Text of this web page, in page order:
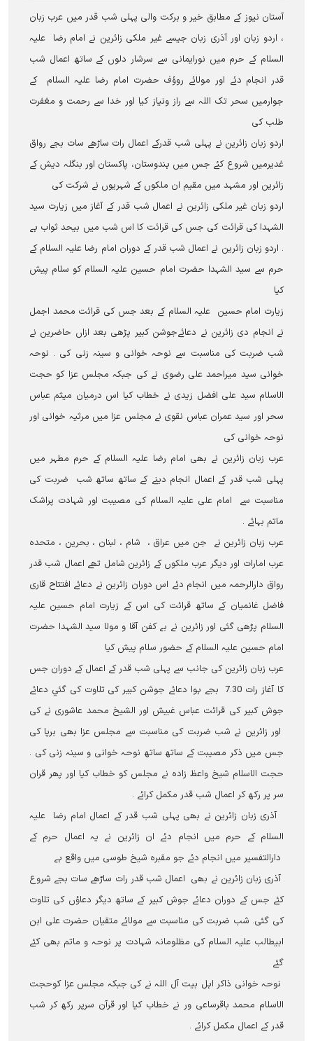
آ‎ستان نیوز کے مطابق خیر و برکت والی پہلی شب قدر میں عرب زبان
، اردو زبان اور آذری زبان جیسے غیر ملکی زائرین نے امام رضا علیہ
السلام کے حرم میں نورایمانی سے سرشار دلوں کے ساتھ اعمال شب
قدر انجام دئے اور مولائے روؤف حضرت امام رضا علیہ السلام کے
جوارمیں سحر تک اللہ سے راز ونیاز کیا اور خدا سے رحمت و مغفرت
طلب کی
اردو زبان زائرین نے پہلی شب قدرکے اعمال رات ساڑھے سات بجے رواق
غدیرمیں شروع کئے جس میں ہندوستان، پاکستان اور بنگلہ دیش کے
زائرین اور مشہد میں مقیم ان ملکوں کے شہریوں نے شرکت کی
اردو زبان غیر ملکی زائرین نے اعمال شب قدر کے آغاز میں زیارت سید
الشہدا کی قرائت کی جس کی قرائت کا اس شب میں بیحد ثواب ہے
۔ اردو زبان زائرین نے اعمال شب قدر کے دوران امام رضا علیہ السلام کے
حرم سے سید الشہدا حضرت امام حسین علیہ السلام کو سلام پیش
کیا
زیارت امام حسین علیہ السلام کے بعد جس کی قرائت محمد اجمل
نے انجام دی زائرین نے دعائےجوشن کبیر پڑھی بعد ازاں حاضرین نے
شب ضربت کی مناسبت سے نوحہ خوانی و سینہ زنی کی ۔ نوحہ
خوانی سید میراحمد علی رضوی نے کی جبکہ مجلس عزا کو حجت
الاسلام سید علی افضل زیدی نے خطاب کیا اس درمیان میثم عباس
سحر اور سید عمران عباس نقوی نے مجلس عزا میں مرثیہ خوانی اور
نوحہ خوانی کی
عرب زبان زائرین نے بھی امام رضا علیہ السلام کے حرم مطہر میں
پہلی شب قدر کے اعمال انجام دینے کے ساتھ ساتھ شب ضربت کی
مناسبت سے امام علی علیہ السلام کی مصیبت اور شہادت پراشک
ماتم بہائے ۔
عرب زبان زائرین نے جن میں عراق ، شام ، لبنان ، بحرین ، متحدہ
عرب امارات اور دیگر عرب ملکوں کے زائرین شامل تھے اعمال شب قدر
رواق دارالرحمہ میں انجام دئے اس دوران زائرین نے دعائے افتتاح قاری
فاضل غانمیان کے ساتھ قرائت کی اس کے زیارت امام حسین علیہ
السلام پڑھی گئی اور زائرین نے بے کفن آقا و مولا سید الشہدا حضرت
امام حسین علیہ السلام کے حضور سلام پیش کیا
عرب زبان زائرین کی جانب سے پہلی شب قدر کے اعمال کے دوران جس
کا آغاز رات 7.30 بجے ہوا دعائے جوشن کبیر کی تلاوت کی گئي دعائے
جوش کبیر کی قرائت عباس غبیش اور الشیخ محمد عاشوری نے کی
اور زائرین نے شب ضربت کی مناسبت سے مجلس عزا بھی برپا کی
جس میں ذکر مصیبت کے ساتھ ساتھ نوحہ خوانی و سینہ زنی کی ۔
حجت الاسلام شیخ واعظ زادہ نے مجلس کو خطاب کیا اور پھر قران
سر پر رکھ کر اعمال شب قدر مکمل کرائے ۔
آذری زبان زائرین نے بھی پہلی شب قدر کے اعمال امام رضا علیہ
السلام کے حرم میں انجام دئے ان زائرین نے یہ اعمال حرم کے
دارالتفسیر میں انجام دئے جو مقبرہ شیخ طوسی میں واقع ہے
آذری زبان زائرین نے بھی اعمال شب قدر رات ساڑھے سات بجے شروع
کئے جس کے دوران دعائے جوش کبیر کے ساتھ دیگر دعاؤں کی تلاوت
کی گئی۔ شب ضربت کی مناسبت سے مولائے متقیان حضرت علی ابن
ابیطالب علیہ السلام کی مظلومانہ شہادت پر نوحہ و ماتم بھی کئے
گئے
نوحہ خوانی ذاکر اہل بیت آل اللہ نے کی جبکہ مجلس عزا کوحجت
الاسلام محمد باقرساعی ور نے خطاب کیا اور قرآن سرپر رکھ کر شب
قدر کے اعمال مکمل کرائے ۔